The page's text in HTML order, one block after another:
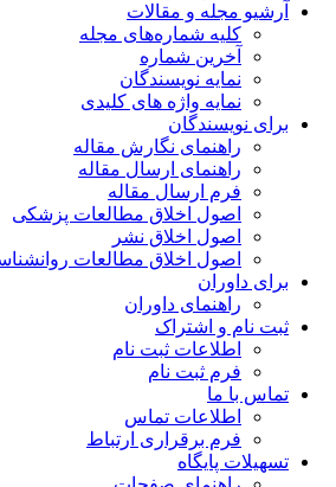
آرشیو مجله و مقالات
کلیه شماره‌های مجله
آخرین شماره
نمایه نویسندگان
نمایه واژه های کلیدی
برای نویسندگان
راهنمای نگارش مقاله
راهنمای ارسال مقاله
فرم ارسال مقاله
اصول اخلاق مطالعات پزشکی
اصول اخلاق نشر
اصول اخلاق مطالعات
برای داوران
راهنمای داوران
ثبت نام و اشتراک
اطلاعات ثبت نام
فرم ثبت نام
تماس با ما
اطلاعات تماس
فرم برقراری ارتباط
تسهیلات پایگاه